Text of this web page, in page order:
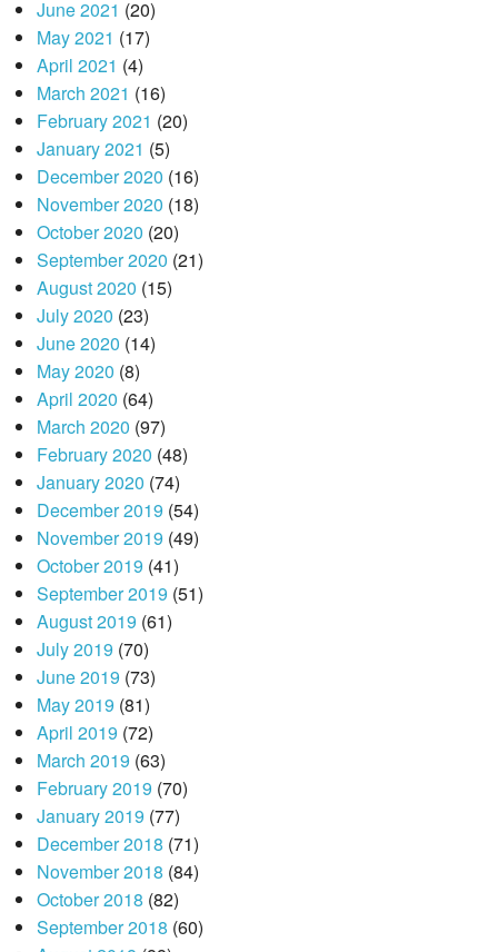
June 2021 (20)
May 2021 (17)
April 2021 (4)
March 2021 (16)
February 2021 (20)
January 2021 (5)
December 2020 (16)
November 2020 (18)
October 2020 (20)
September 2020 (21)
August 2020 (15)
July 2020 (23)
June 2020 (14)
May 2020 (8)
April 2020 (64)
March 2020 (97)
February 2020 (48)
January 2020 (74)
December 2019 (54)
November 2019 (49)
October 2019 (41)
September 2019 (51)
August 2019 (61)
July 2019 (70)
June 2019 (73)
May 2019 (81)
April 2019 (72)
March 2019 (63)
February 2019 (70)
January 2019 (77)
December 2018 (71)
November 2018 (84)
October 2018 (82)
September 2018 (60)